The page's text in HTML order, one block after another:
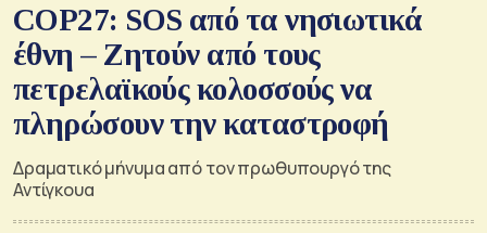
COP27: SOS από τα νησιωτικά
έθνη – Ζητούν από τους
πετρελαϊκούς κολοσσούς να
πληρώσουν την καταστροφή
Δραματικό μήνυμα από τον πρωθυπουργό της
Αντίγκουα